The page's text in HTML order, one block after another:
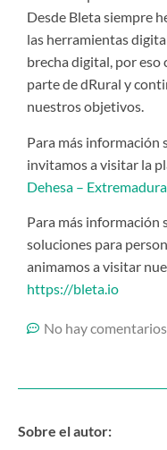
Desde Bleta siempre
las herramientas
brecha digital, por eso
parte de dRural y
nuestros objetivos.
Para más información
invitamos a visitar la
Dehesa – Extremadura
Para más información
soluciones para
animamos a visitar
https://bleta.io
No hay comentarios
Sobre el autor: